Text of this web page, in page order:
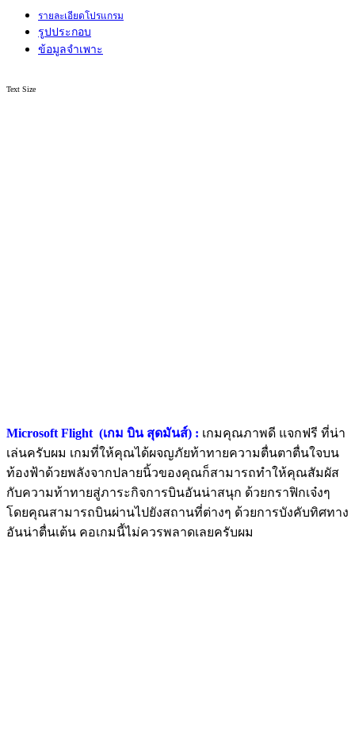
รายละเอียดโปรแกรม
รูปประกอบ
ข้อมูลจำเพาะ
Text Size
Microsoft Flight (เกม บิน สุดมันส์) : เกมคุณภาพดี แจกฟรี ที่น่า
เล่นครับผม เกมที่ให้คุณได้ผจญภัยท้าทายความตื่นตาตื่นใจบน
ท้องฟ้าด้วยพลังจากปลายนิ้วของคุณก็สามารถทำให้คุณสัมผัส
กับความท้าทายสู่ภาระกิจการบินอันน่าสนุก ด้วยกราฟิกเจ๋งๆ
โดยคุณสามารถบินผ่านไปยังสถานที่ต่างๆ ด้วยการบังคับทิศทาง
อันน่าตื่นเต้น คอเกมนี้ไม่ควรพลาดเลยครับผม